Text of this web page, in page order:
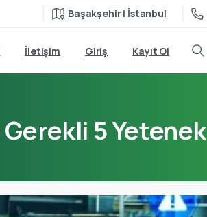
Başakşehir | İstanbul
İletişim Giriş Kayıt Ol
Gerekli 5Yetenek